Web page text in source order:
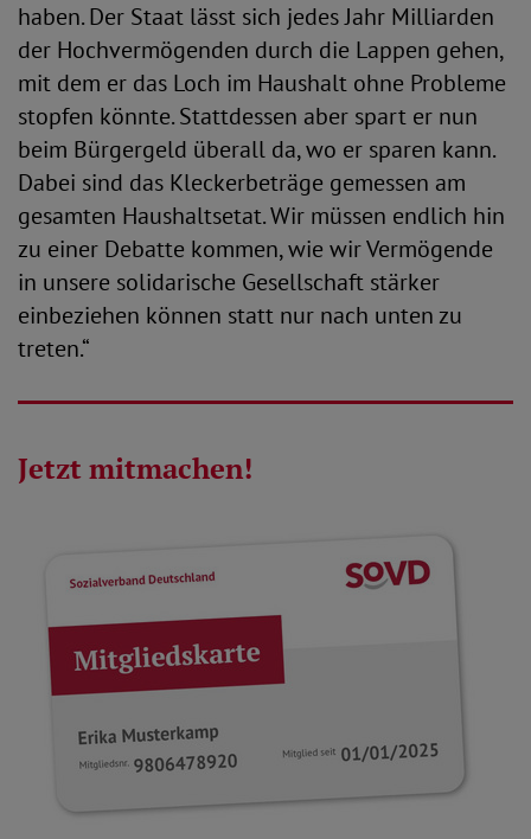
haben. Der Staat lässt sich jedes Jahr Milliarden
der Hochvermögenden durch die Lappen gehen,
mit dem er das Loch im Haushalt ohne Probleme
stopfen könnte. Stattdessen aber spart er nun
beim Bürgergeld überall da, wo er sparen kann.
Dabei sind das Kleckerbeträge gemessen am
gesamten Haushaltsetat. Wir müssen endlich hin
zu einer Debatte kommen, wie wir Vermögende
in unsere solidarische Gesellschaft stärker
einbeziehen können statt nur nach unten zu
treten.“
Jetzt mitmachen!